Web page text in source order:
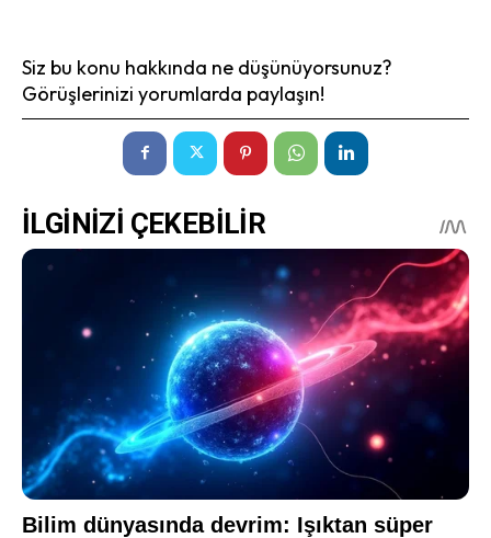
Siz bu konu hakkında ne düşünüyorsunuz?
Görüşlerinizi yorumlarda paylaşın!